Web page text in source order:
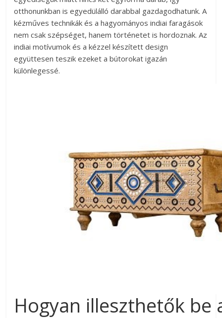
otthonunkban is egyedülálló darabbal gazdagodhatunk. A
kézműves technikák és a hagyományos indiai faragások
nem csak szépséget, hanem történetet is hordoznak. Az
indiai motívumok és a kézzel készített design
együttesen teszik ezeket a bútorokat igazán
különlegessé.
Hogyan illeszthetők be